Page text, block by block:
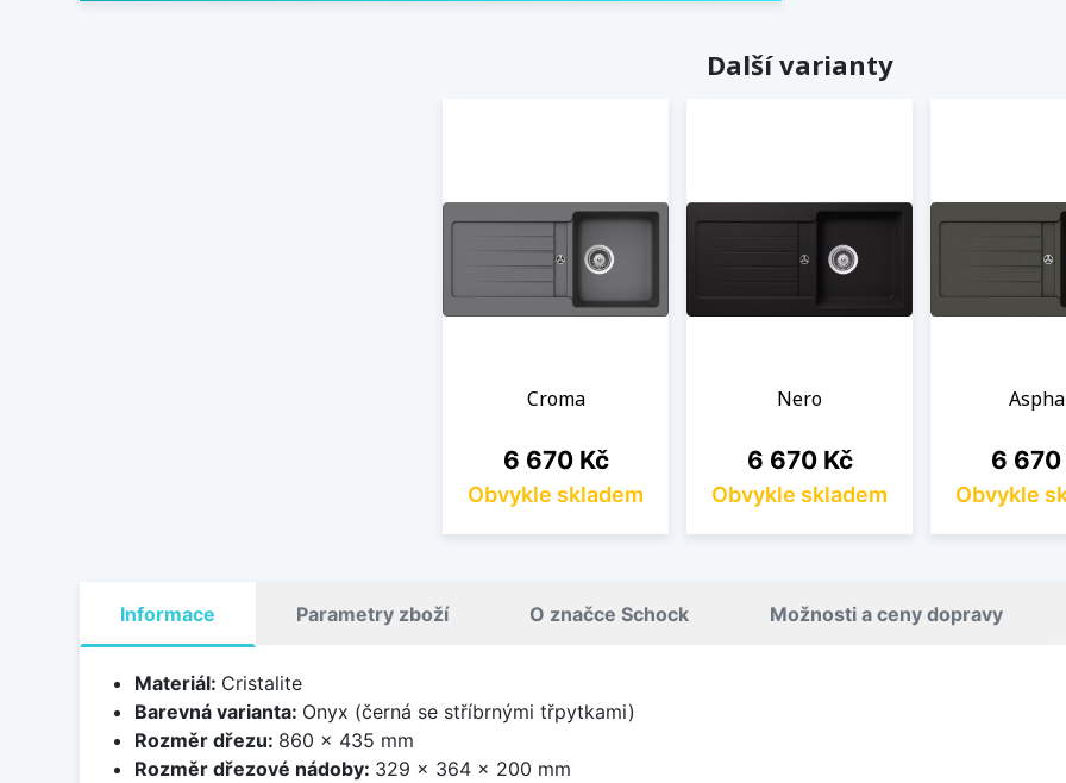
Další varianty
Croma
Cena
6 670 Kč
Obvykle skladem
Nero
Cena
6 670 Kč
Obvykle skladem
Cena
6 670
Obvykle
Informace Parametry zboží O značce Schock Možnosti a ceny dopravy
Materiál: Cristalite
Barevná varianta: Onyx (černá se stříbrnými třpytkami)
Rozměr dřezu: 860 x 435 mm
Rozměr dřezové nádoby: 329 x 364 x 200 mm